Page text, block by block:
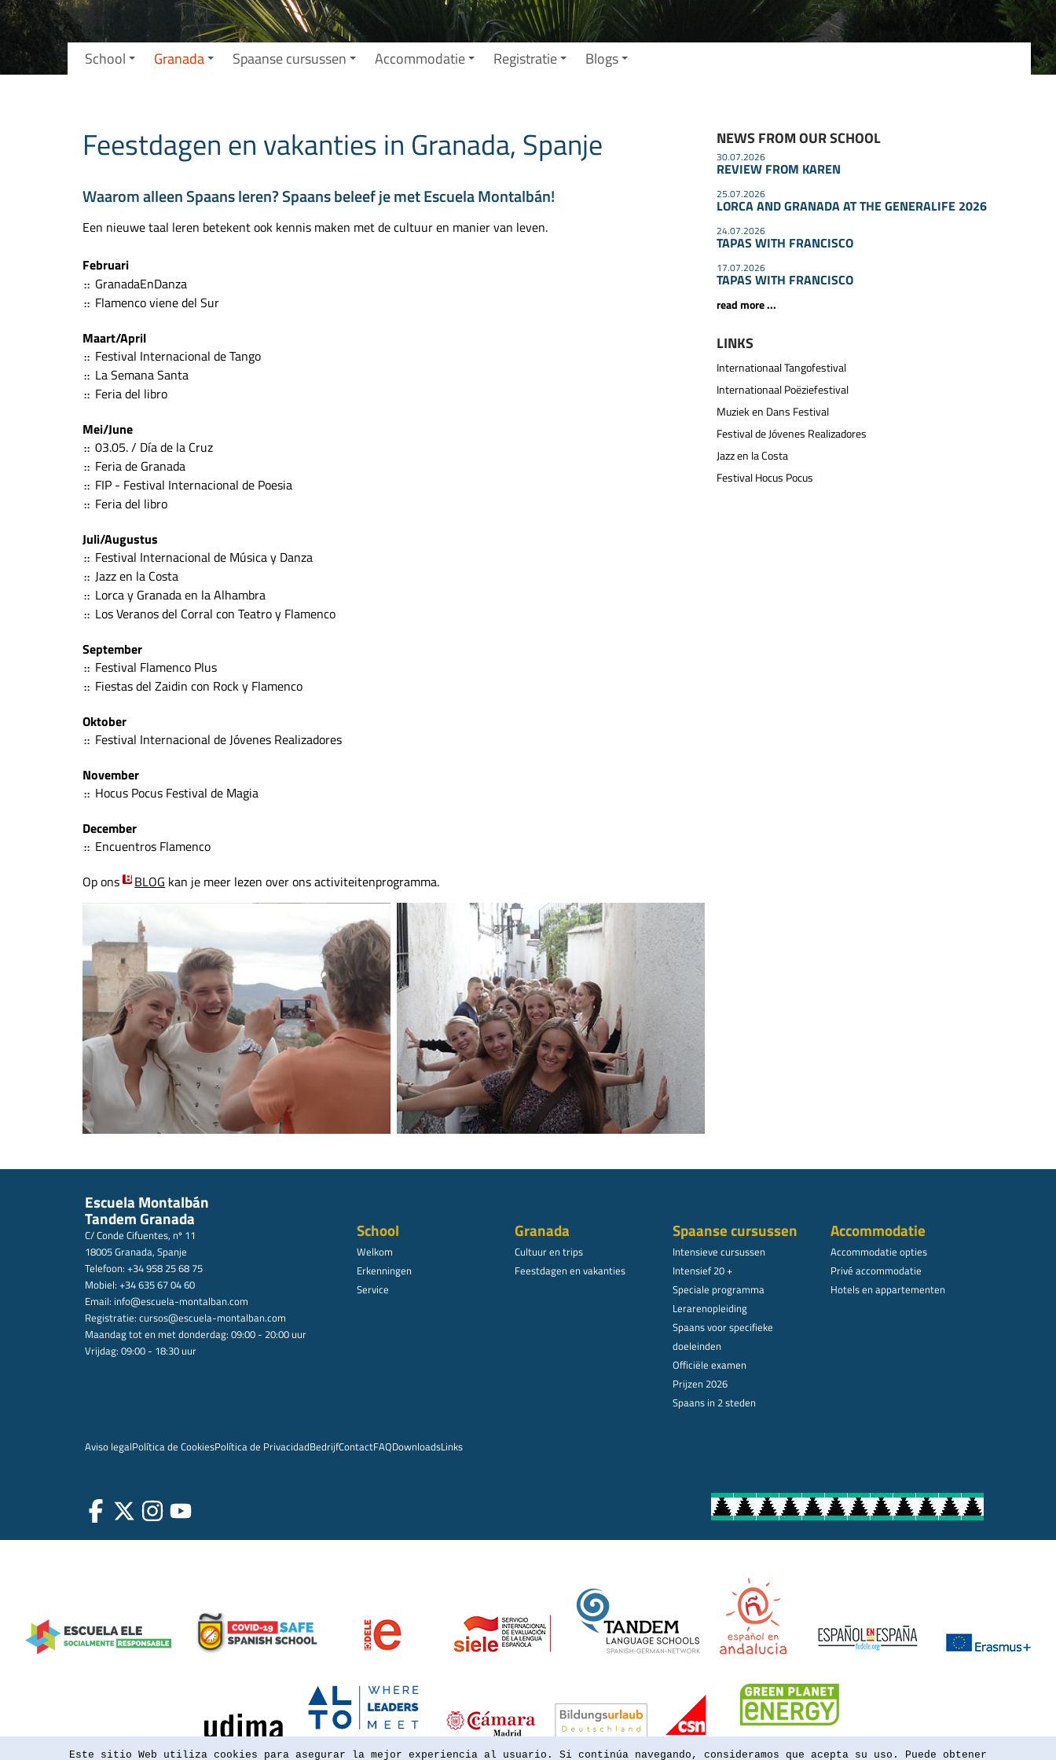
School Granada Spaanse cursussen Accommodatie Registratie Blogs
Feestdagen en vakanties in Granada, Spanje
Waarom alleen Spaans leren? Spaans beleef je met Escuela Montalbán!
Een nieuwe taal leren betekent ook kennis maken met de cultuur en manier van leven.
Februari
GranadaEnDanza
Flamenco viene del Sur
Maart/April
Festival Internacional de Tango
La Semana Santa
Feria del libro
Mei/June
03.05. / Día de la Cruz
Feria de Granada
FIP - Festival Internacional de Poesia
Feria del libro
Juli/Augustus
Festival Internacional de Música y Danza
Jazz en la Costa
Lorca y Granada en la Alhambra
Los Veranos del Corral con Teatro y Flamenco
September
Festival Flamenco Plus
Fiestas del Zaidin con Rock y Flamenco
Oktober
Festival Internacional de Jóvenes Realizadores
November
Hocus Pocus Festival de Magia
December
Encuentros Flamenco
Op ons
BLOG kan je meer lezen over ons activiteitenprogramma.
NEWS FROM OUR SCHOOL
30.07.2026
REVIEW FROM KAREN
25.07.2026
LORCA AND GRANADA AT THE GENERALIFE 2026
24.07.2026
TAPAS WITH FRANCISCO
17.07.2026
TAPAS WITH FRANCISCO
read more ...
LINKS
Internationaal Tangofestival
Internationaal Poëziefestival
Muziek en Dans Festival
Festival de Jóvenes Realizadores
Jazz en la Costa
Festival Hocus Pocus
Escuela Montalbán
Tandem Granada
C/ Conde Cifuentes, nº 11
18005 Granada, Spanje
Telefoon: +34 958 25 68 75
Mobiel: +34 635 67 04 60
Email: info@escuela-montalban.com
Registratie: cursos@escuela-montalban.com
Maandag tot en met donderdag: 09:00 - 20:00 uur
Vrijdag: 09:00 - 18:30 uur
School
Welkom
Erkenningen
Service
Granada
Cultuur en trips
Feestdagen en vakanties
Spaanse cursussen
Intensieve cursussen
Intensief 20 +
Speciale programma
Lerarenopleiding
Spaans voor specifieke
doeleinden
Officiële examen
Prijzen 2026
Spaans in 2 steden
Accommodatie
Accommodatie opties
Privé accommodatie
Hotels en appartementen
Aviso legalPolítica de CookiesPolítica de PrivacidadBedrijfContactFAQDownloadsLinks
Este sitio Web utiliza cookies para asegurar la mejor experiencia al usuario. Si continúa navegando, consideramos que acepta su uso. Puede obtener